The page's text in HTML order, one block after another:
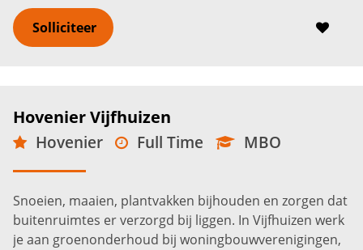
Solliciteer
Hovenier Vijfhuizen
Hovenier Full Time
MBO
Vijfhuizen
Snoeien, maaien, plantvakken bijhouden en zorgen dat
buitenruimtes er verzorgd bij liggen. In Vijfhuizen werk
je aan groenonderhoud bij woningbouwverenigingen,